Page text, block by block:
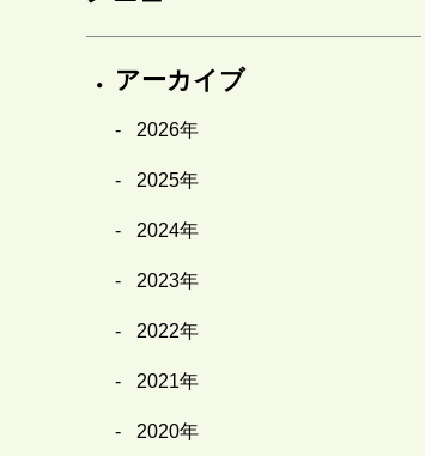
アーカイブ
2026年
2025年
2024年
2023年
2022年
2021年
2020年